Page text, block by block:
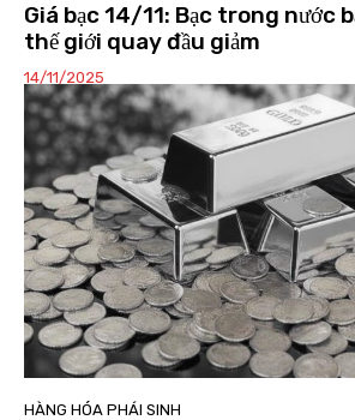
Giá bạc 14/11: Bạc trong nước
thế giới quay đầu giảm
14/11/2025
HÀNG HÓA PHÁI SINH